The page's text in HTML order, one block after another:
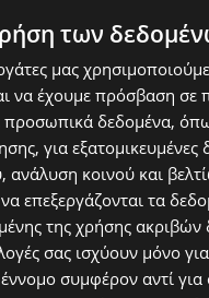
των
μας
να έχουμε πρόσβαση σε
προσωπικά δεδομένα,
για
ανάλυση κοινού και
να επεξεργάζονται τα
της χρήσης
σας ισχύουν μόνο
συμφέρον αντί για